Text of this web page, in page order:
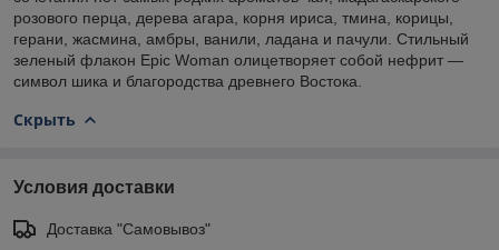
розового перца, дерева агара, корня ириса, тмина, корицы,
герани, жасмина, амбры, ванили, ладана и пачули. Стильный
зеленый флакон Epic Woman олицетворяет собой нефрит —
символ шика и благородства древнего Востока.
Скрыть
Условия доставки
Доставка "Самовывоз"